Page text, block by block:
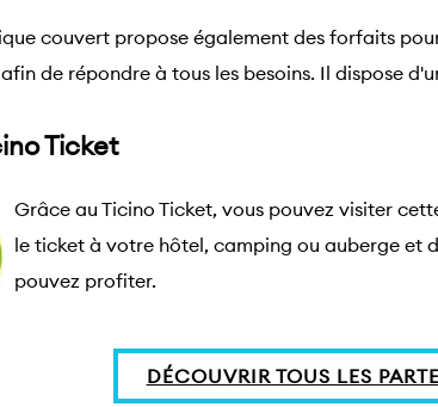
couvert propose également des forfaits
de répondre à tous les besoins. Il dispose
Ticket
Grâce au Ticino Ticket, vous pouvez visiter
le ticket à votre hôtel, camping ou auberge et
pouvez profiter.
DÉCOUVRIR TOUS LES